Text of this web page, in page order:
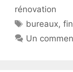
rénovation
Étiquettes
bureaux,
Un